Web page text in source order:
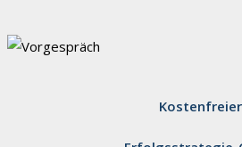
Kostenfreier